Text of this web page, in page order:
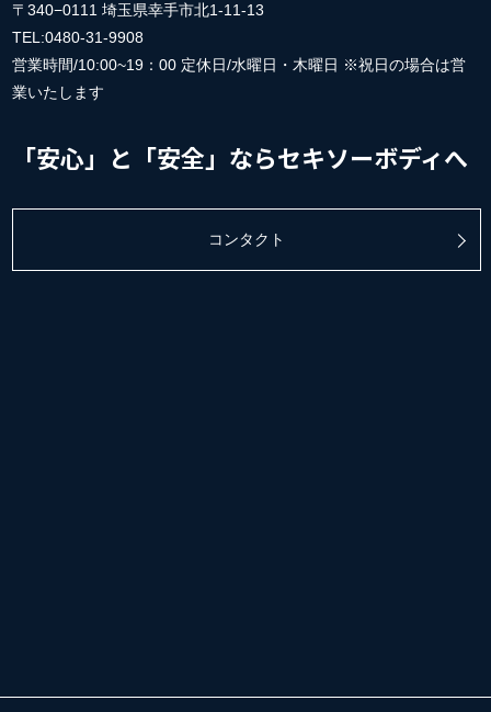
〒340−0111 埼玉県幸手市北1-11-13
TEL:0480-31-9908
営業時間/10:00~19：00 定休日/水曜日・木曜日 ※祝日の場合は営
業いたします
「安心」と「安全」ならセキソーボディへ
コンタクト